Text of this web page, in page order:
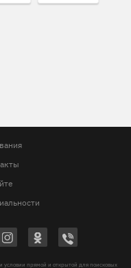
условии прямой и открытой для поисковых